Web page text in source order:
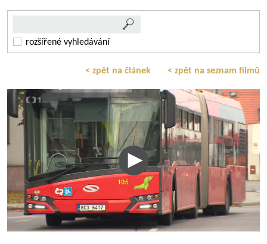
rozšířené vyhledávání
< zpět na článek < zpět na seznam filmů